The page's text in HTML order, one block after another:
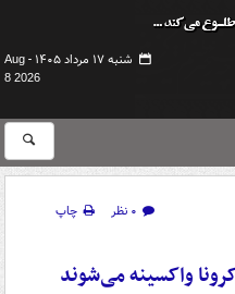
شنبه ۱۷ مرداد ۱۴۰۵ -
Aug
8 2026
۰ نظر
چاپ
واکسینه می‌شوند